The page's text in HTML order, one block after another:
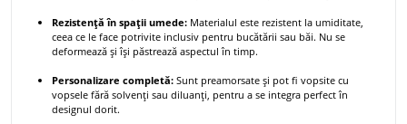
Rezistență în spații umede: Materialul este rezistent la umiditate,
ceea ce le face potrivite inclusiv pentru bucătării sau băi. Nu se
deformează și își păstrează aspectul în timp.
Personalizare completă: Sunt preamorsate și pot fi vopsite cu
vopsele fără solvenți sau diluanți, pentru a se integra perfect în
designul dorit.